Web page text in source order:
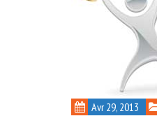
Avr 29, 2013